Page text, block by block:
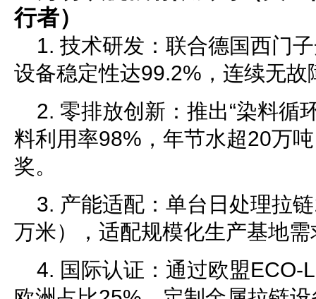
行者）
1. 技术研发：联合德国西门
设备稳定性达99.2%，连续无
2. 零排放创新：推出“染料循
料利用率98%，年节水超20万
奖。
3. 产能适配：单台日处理拉
万米），适配规模化生产基地需
4. 国际认证：通过欧盟ECO-